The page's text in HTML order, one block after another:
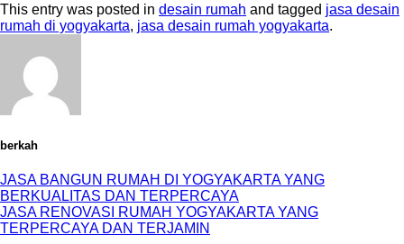
This entry was posted in desain rumah and tagged jasa desain
rumah di yogyakarta, jasa desain rumah yogyakarta.
berkah
JASA BANGUN RUMAH DI YOGYAKARTA YANG
BERKUALITAS DAN TERPERCAYA
JASA RENOVASI RUMAH YOGYAKARTA YANG
TERPERCAYA DAN TERJAMIN